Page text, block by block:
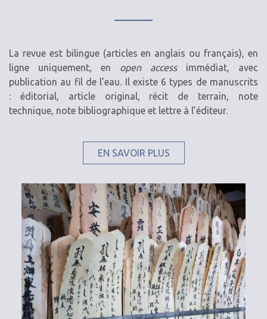
La revue est bilingue (articles en anglais ou français), en
ligne uniquement, en open accessimmédiat, avec
publication au fil de l’eau. Il existe 6 types de manuscrits
: éditorial, article original, récit de terrain, note
technique, note bibliographique et lettre à l’éditeur.
EN SAVOIR PLUS